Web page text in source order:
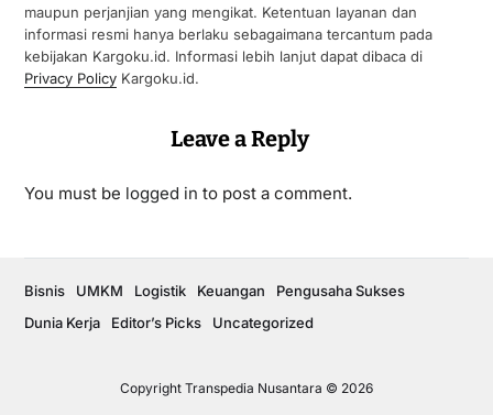
maupun perjanjian yang mengikat. Ketentuan layanan dan
informasi resmi hanya berlaku sebagaimana tercantum pada
kebijakan Kargoku.id. Informasi lebih lanjut dapat dibaca di
Privacy PolicyKargoku.id.
Leave a Reply
You must be logged in to post a comment.
Copyright Transpedia Nusantara © 2026
Bisnis UMKM Logistik Keuangan
Pengusaha Sukses
Dunia Kerja
Editor’s Picks Uncategorized